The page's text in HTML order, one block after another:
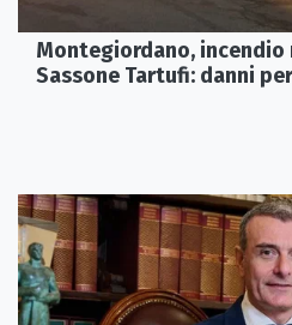
Montegiordano,
Sassone Tartufi: danni